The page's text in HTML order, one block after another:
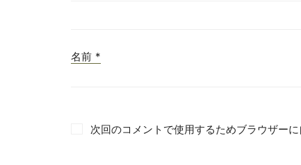
名前 *
次回のコメントで使用するためブラウザー